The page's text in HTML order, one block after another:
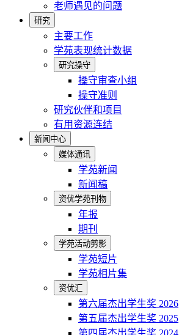
老师遇见的问题
研究
主要工作
学苑表现统计数据
研究操守
操守审查小组
操守准则
研究伙伴和项目
有用资源连结
新闻中心
媒体通讯
学苑新闻
新闻稿
资优学苑刊物
年报
期刊
学苑活动剪影
学苑短片
学苑相片集
资优汇
第六届杰出学生奖 2026
第五届杰出学生奖 2025
第四届杰出学生奖 2024